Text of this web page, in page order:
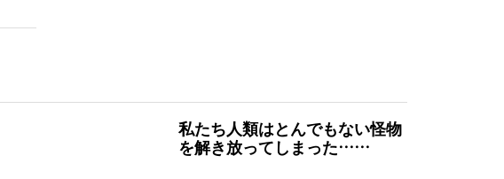
私たち人類はとんでもない怪物
を解き放ってしまった……